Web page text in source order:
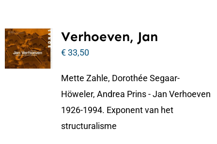
Verhoeven, Jan
€33,50
Mette Zahle, Dorothée Segaar-
Höweler, Andrea Prins - Jan Verhoeven
1926-1994. Exponent van het
structuralisme